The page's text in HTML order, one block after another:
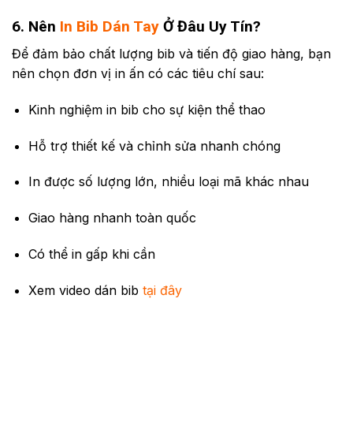
6. Nên In Bib Dán Tay Ở Đâu Uy Tín?
Để đảm bảo chất lượng bib và tiến độ giao hàng, bạn
nên chọn đơn vị in ấn có các tiêu chí sau:
Kinh nghiệm in bib cho sự kiện thể thao
Hỗ trợ thiết kế và chỉnh sửa nhanh chóng
In được số lượng lớn, nhiều loại mã khác nhau
Giao hàng nhanh toàn quốc
Có thể in gấp khi cần
Xem video dán bib tại đây